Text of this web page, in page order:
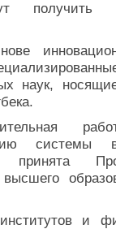
получить
наук,
системы
и